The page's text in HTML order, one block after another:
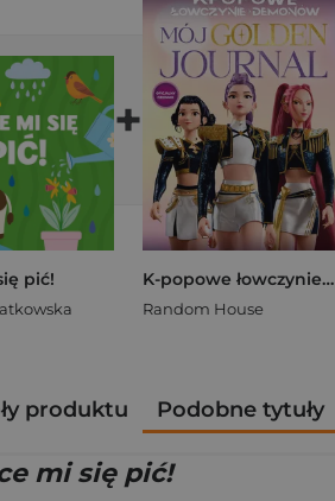
pić!
+
K-popowe łowczynie demonów. Mój golden journal. Oficjalny dziennik
Random House
produktu Podobne tytuły
mi się pić!